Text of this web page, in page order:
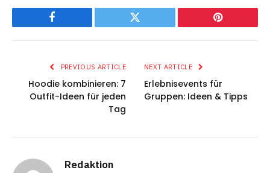
Facebook Twitter Pinterest
PREVIOUS ARTICLE
Hoodie kombinieren: 7
Outfit-Ideen für jeden
Tag
NEXT ARTICLE
Erlebnisevents für
Gruppen: Ideen & Tipps
Redaktion